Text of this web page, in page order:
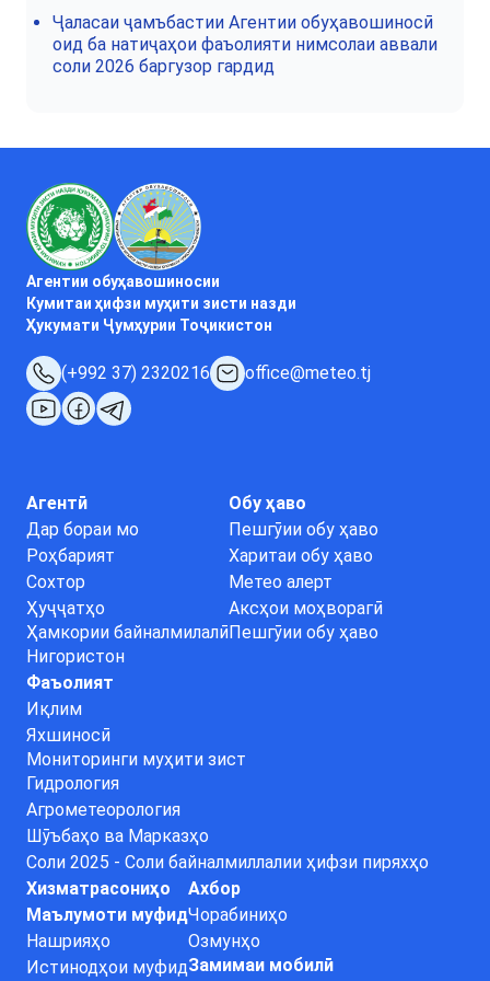
Ҷаласаи ҷамъбастии Агентии обуҳавошиносӣ
оид ба натиҷаҳои фаъолияти нимсолаи аввали
соли 2026 баргузор гардид
Агентии обуҳавошиносии
Кумитаи ҳифзи муҳити зисти назди
Ҳукумати Ҷумҳурии Тоҷикистон
(+992 37) 2320216 office@meteo.tj
Агентӣ
Дар бораи мо
Роҳбарият
Сохтор
Ҳуҷҷатҳо
Ҳамкории байналмилалӣ
Нигористон
Обу ҳаво
Пешгӯии обу ҳаво
Харитаи обу ҳаво
Метео алерт
Аксҳои моҳворагӣ
Пешгӯии обу ҳаво
Фаъолият
Иқлим
Яхшиносӣ
Мониторинги муҳити зист
Гидрология
Агрометеорология
Шӯъбаҳо ва Марказҳо
Соли 2025 - Соли байналмиллалии ҳифзи пиряхҳо
Хизматрасониҳо
Маълумоти муфид
Нашрияҳо
Истинодҳои муфид
Ахбор
Чорабиниҳо
Озмунҳо
Замимаи мобилӣ